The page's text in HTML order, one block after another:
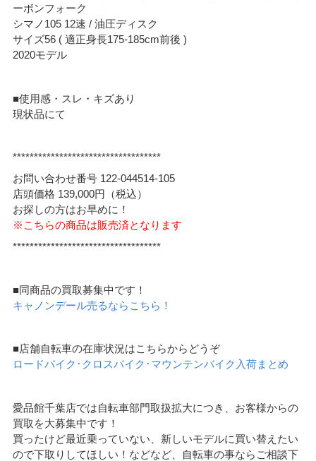
ーボンフォーク
シマノ105 12速 / 油圧ディスク
サイズ56 ( 適正身長175-185cm前後 )
2020モデル
■使用感・スレ・キズあり
現状品にて
***********************************
お問い合わせ番号 122-044514-105
店頭価格 139,000円（税込）
お探しの方はお早めに！
※こちらの商品は販売済となります
***********************************
■同商品の買取募集中です！
キャノンデール売るならこちら！
■店舗自転車の在庫状況はこちらからどうぞ
ロードバイク･クロスバイク･マウンテンバイク入荷まとめ
愛品館千葉店では自転車部門取扱拡大につき、お客様からの
買取を大募集中です！
買ったけど最近乗っていない、新しいモデルに買い替えたい
ので下取りしてほしい！などなど、自転車の事ならご相談下